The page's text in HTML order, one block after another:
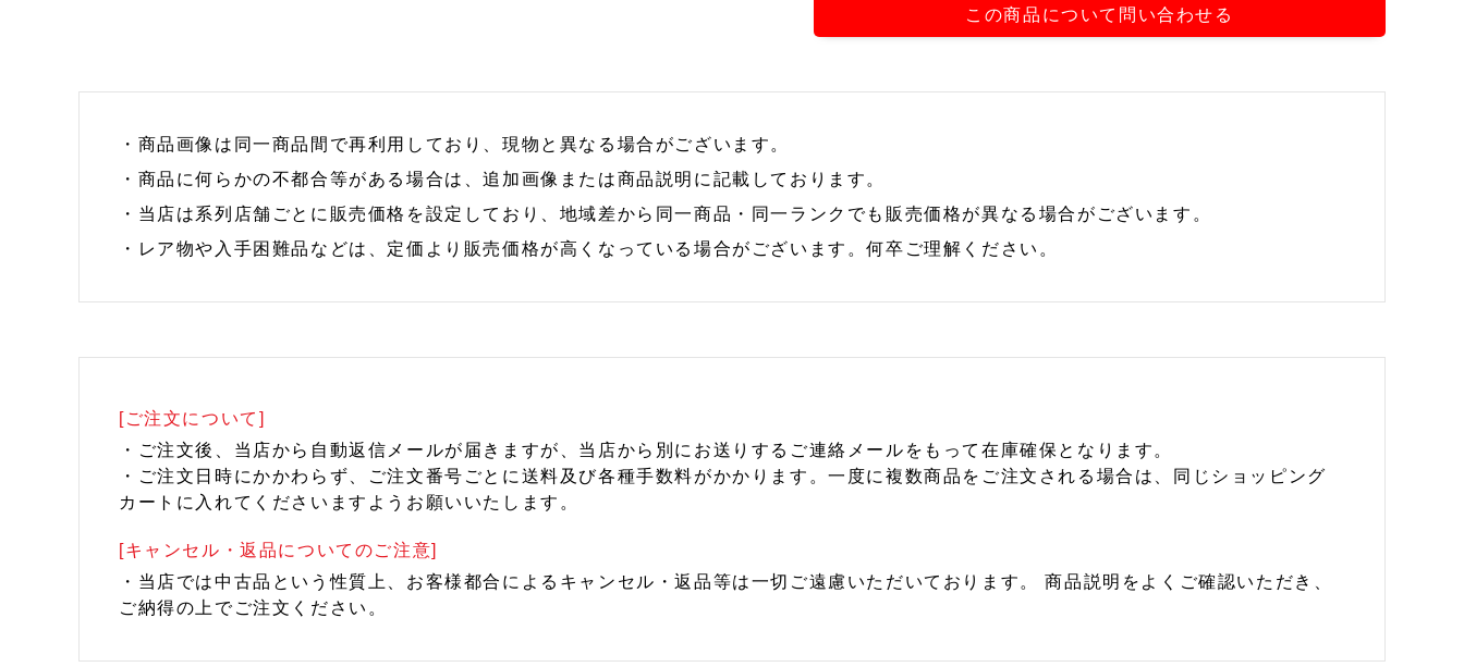
この商品について問い合わせる
・商品画像は同一商品間で再利用しており、現物と異なる場合がございます。
・商品に何らかの不都合等がある場合は、追加画像または商品説明に記載しております。
・当店は系列店舗ごとに販売価格を設定しており、地域差から同一商品・同一ランクでも販売価格が異なる場合がございます。
・レア物や入手困難品などは、定価より販売価格が高くなっている場合がございます。何卒ご理解ください。
[ご注文について]
・ご注文後、当店から自動返信メールが届きますが、当店から別にお送りするご連絡メールをもって在庫確保となります。
・ご注文日時にかかわらず、ご注文番号ごとに送料及び各種手数料がかかります。一度に複数商品をご注文される場合は、同じショッピング
カートに入れてくださいますようお願いいたします。
[キャンセル・返品についてのご注意]
・当店では中古品という性質上、お客様都合によるキャンセル・返品等は一切ご遠慮いただいております。 商品説明をよくご確認いただき、
ご納得の上でご注文ください。